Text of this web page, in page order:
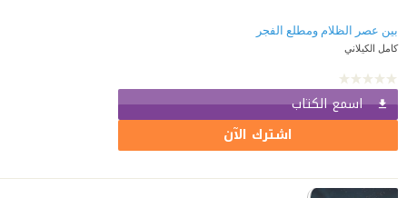
بين عصر الظلام ومطلع الفجر
كامل الكيلاني
اسمع الكتاب
اشترك الآن